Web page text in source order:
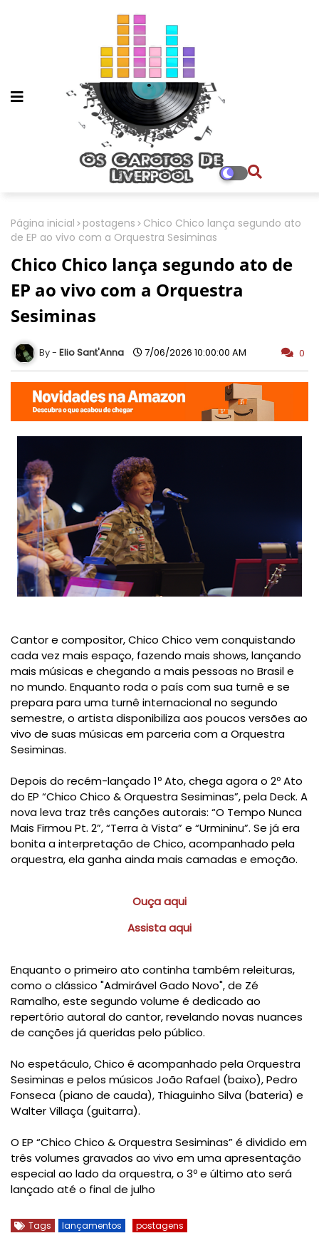
Página inicial postagens
Chico Chico lança segundo ato
de EP ao vivo com a Orquestra Sesiminas
Chico Chico lança segundo ato de
EP ao vivo com a Orquestra
Sesiminas
Elio Sant'Anna 7/06/2026 10:00:00 AM 0
Cantor e compositor, Chico Chico vem conquistando
cada vez mais espaço, fazendo mais shows, lançando
mais músicas e chegando a mais pessoas no Brasil e
no mundo. Enquanto roda o país com sua turnê e se
prepara para uma turnê internacional no segundo
semestre, o artista disponibiliza aos poucos versões ao
vivo de suas músicas em parceria com a Orquestra
Sesiminas.
Depois do recém-lançado 1º Ato, chega agora o 2º Ato
do EP “Chico Chico & Orquestra Sesiminas”, pela Deck. A
nova leva traz três canções autorais: “O Tempo Nunca
Mais Firmou Pt. 2”, “Terra à Vista” e “Urmininu”. Se já era
bonita a interpretação de Chico, acompanhado pela
orquestra, ela ganha ainda mais camadas e emoção.
Ouça aqui
Assista aqui
Enquanto o primeiro ato continha também releituras,
como o clássico "Admirável Gado Novo", de Zé
Ramalho, este segundo volume é dedicado ao
repertório autoral do cantor, revelando novas nuances
de canções já queridas pelo público.
No espetáculo, Chico é acompanhado pela Orquestra
Sesiminas e pelos músicos João Rafael (baixo), Pedro
Fonseca (piano de cauda), Thiaguinho Silva (bateria) e
Walter Villaça (guitarra).
O EP “Chico Chico & Orquestra Sesiminas” é dividido em
três volumes gravados ao vivo em uma apresentação
especial ao lado da orquestra, o 3º e último ato será
lançado até o final de julho
Tags lançamentos postagens